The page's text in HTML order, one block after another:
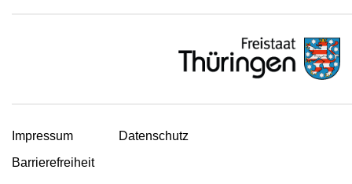
Impressum
Datenschutz
Barrierefreiheit